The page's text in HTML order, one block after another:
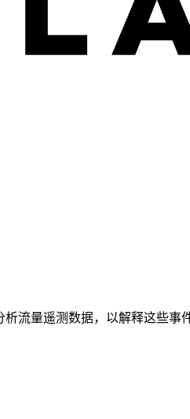
流量遥测数据，以解释这些事